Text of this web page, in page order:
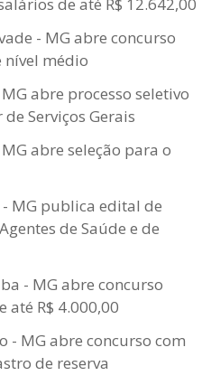
- MG abre concurso
nível médio
abre processo seletivo
Serviços Gerais
abre seleção para o
MG publica edital de
de Saúde e de
- MG abre concurso
R$ 4.000,00
- MG abre concurso com
de reserva